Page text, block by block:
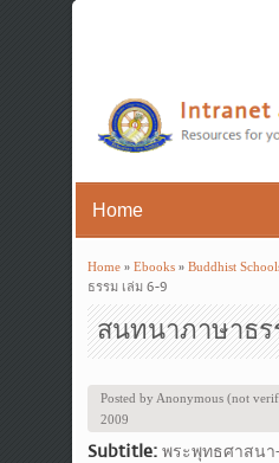
You are here
Home» Ebooks» Buddhist
ธรรม เล่ม 6-9
สนทนาภาษาธร
Posted by Anonymous (not
2009
Subtitle: พระพุทธศาสน